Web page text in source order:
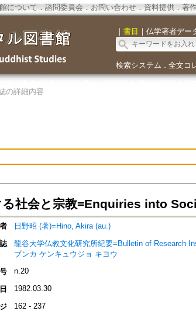
について ． 諮問委員会． お問い合わせ． 資料提供． 著
｜ 書目 ｜ 仏学著者デー
検索システム ． 全文コ
の詳細内容
る社会と宗教=Enquiries into
日野昭 (著)=Hino, Akira (au.)
龍谷大学仏教文化研究所紀要=Bulletin of Research
ブンカ ケンキュウジョ キヨウ
n.20
1982.03.30
162 - 237